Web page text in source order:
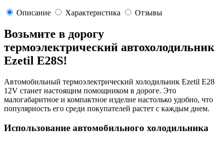
Описание Характеристика Отзывы
Возьмите в дорогу
термоэлектрический автохолодильник
Ezetil E28S!
Автомобильный термоэлектрический холодильник Ezetil E28
12V станет настоящим помощником в дороге. Это
малогабаритное и компактное изделие настолько удобно, что
популярность его среди покупателей растет с каждым днем.
Использование автомобильного холодильника